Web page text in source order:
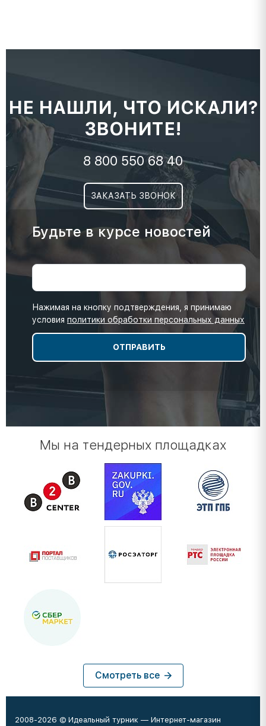
НЕ НАШЛИ, ЧТО ИСКАЛИ?
ЗВОНИТЕ!
8 800 550 68 40
ЗАКАЗАТЬ ЗВОНОК
Будьте в курсе новостей
Нажимая на кнопку подтверждения, я принимаю
условия политики обработки персональных данных
Мы на тендерных площадках
Смотреть все
2008-2026 © Идеальный турник — Интернет-магазин